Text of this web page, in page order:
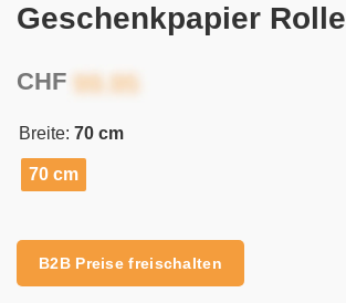
Geschenkpapier Rolle
CHF
Breite: 70 cm
70 cm
B2B Preise freischalten